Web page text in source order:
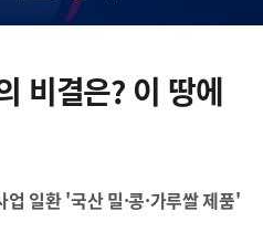
비결은? 이 땅에
일환 '국산 밀·콩·가루쌀 제품'